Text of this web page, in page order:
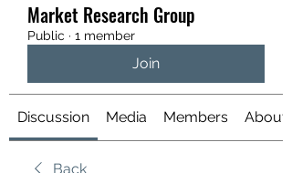
Market Research Group
Public · 1 member
Join
Discussion Media Members About
Back